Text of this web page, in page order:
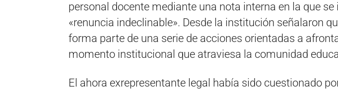
personal docente mediante una nota interna en la que
«renuncia indeclinable». Desde la institución señalaron
forma parte de una serie de acciones orientadas a
momento institucional que atraviesa la comunidad
El ahora exrepresentante legal había sido cuestionado